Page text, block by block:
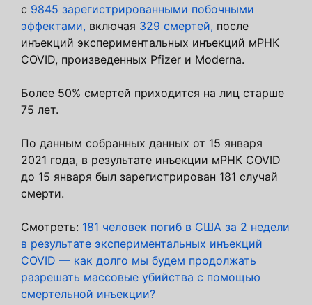
с 9845 зарегистрированными побочными
эффектами, включая 329 смертей, после
инъекций экспериментальных инъекций мРНК
COVID, произведенных Pfizer и Moderna.
Более 50% смертей приходится на лиц старше
75 лет.
По данным собранных данных от 15 января
2021 года, в результате инъекции мРНК COVID
до 15 января был зарегистрирован 181 случай
смерти.
Смотреть: 181 человек погиб в США за 2 недели
в результате экспериментальных инъекций
COVID — как долго мы будем продолжать
разрешать массовые убийства с помощью
смертельной инъекции?